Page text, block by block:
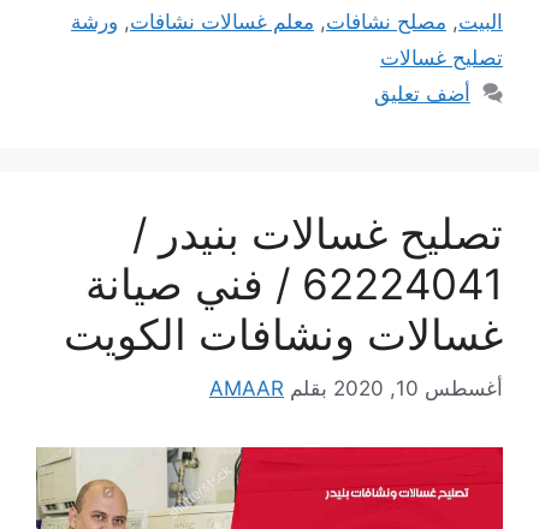
البيت, مصلح نشافات, معلم غسالات نشافات, ورشة
تصليح غسالات
أضف تعليق
تصليح غسالات بنيدر /
62224041 / فني صيانة
غسالات ونشافات الكويت
أغسطس 10, 2020 بقلم AMAAR